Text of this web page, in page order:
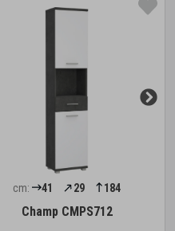
cm: 41 29 184
Champ CMPS712